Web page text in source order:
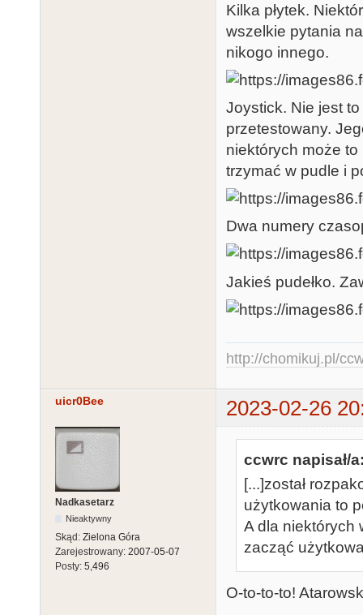
Kilka płytek.
wszelkie pytania
nikogo innego.
Joystick. Nie jest
przetestowany.
niektórych może
trzymać w pudle i
Dwa numery
Jakieś pudełko.
http://chomikuj.pl/
uicr0Bee 2023-02-26
Nadkasetarz
Nieaktywny
Skąd: Zielona Góra
Zarejestrowany: 2007-05-07
Posty: 5,496
ccwrc napisał/
[...]został
użytkowania to
A dla niektórych
zacząć
O-to-to-to!